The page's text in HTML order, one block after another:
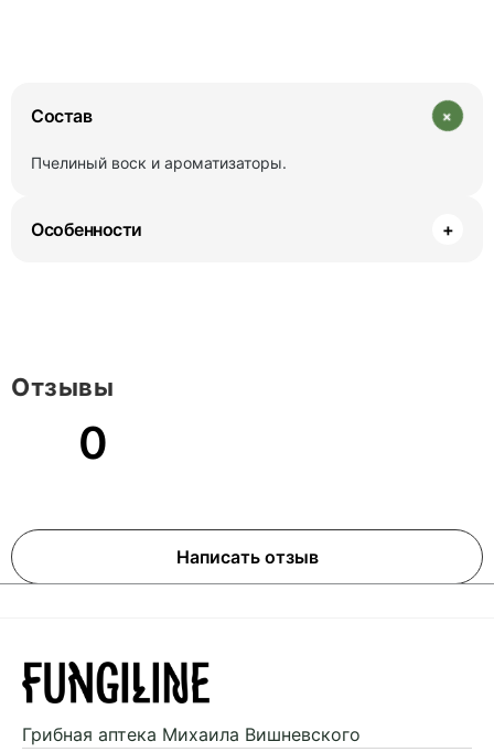
Состав +
Пчелиный воск и ароматизаторы.
Особенности +
0
Написать отзыв
Отзывы
Грибная аптека Михаила Вишневского